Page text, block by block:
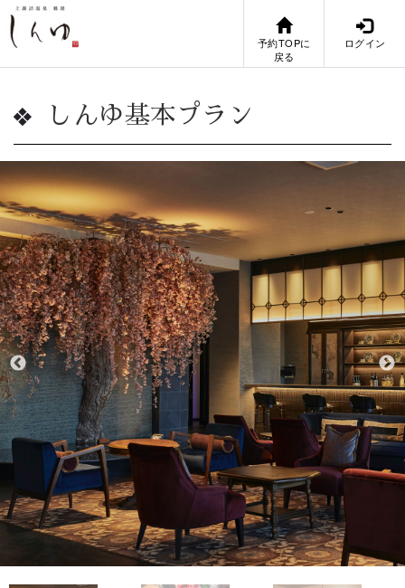
予約TOPに
戻る
ログイン
しんゆ基本プラン